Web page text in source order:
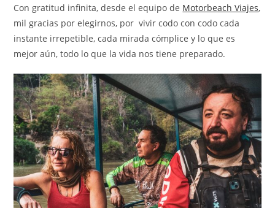
Con gratitud infinita, desde el equipo de Motorbeach Viajes,
mil gracias por elegirnos, por vivir codo con codo cada
instante irrepetible, cada mirada cómplice y lo que es
mejor aún, todo lo que la vida nos tiene preparado.